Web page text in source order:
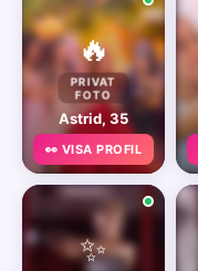
🔥
PRIVAT
FOTO
Astrid, 35
👀 VISA PROFIL
✨